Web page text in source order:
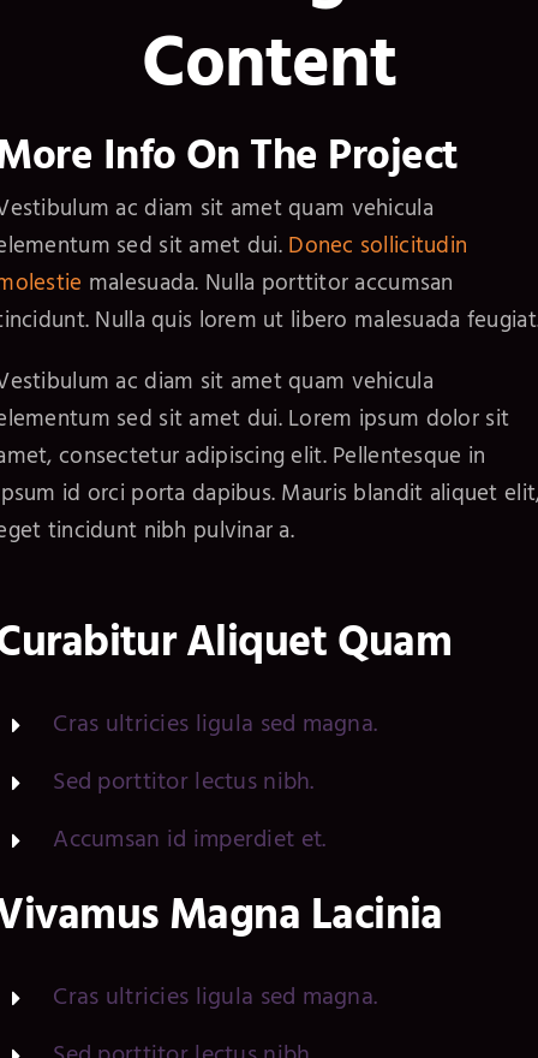
Content
Info On The Project
ac diam sit amet quam vehicula
sed sit amet dui. Donec sollicitudin
malesuada. Nulla porttitor accumsan
Nulla quis lorem ut libero malesuada
ac diam sit amet quam vehicula
sed sit amet dui. Lorem ipsum dolor sit
consectetur adipiscing elit. Pellentesque in
id orci porta dapibus. Mauris blandit aliquet
tincidunt nibh pulvinar a.
Aliquet Quam
Cras ultricies ligula sed magna.
Sed porttitor lectus nibh.
Accumsan id imperdiet et.
Magna Lacinia
Cras ultricies ligula sed magna.